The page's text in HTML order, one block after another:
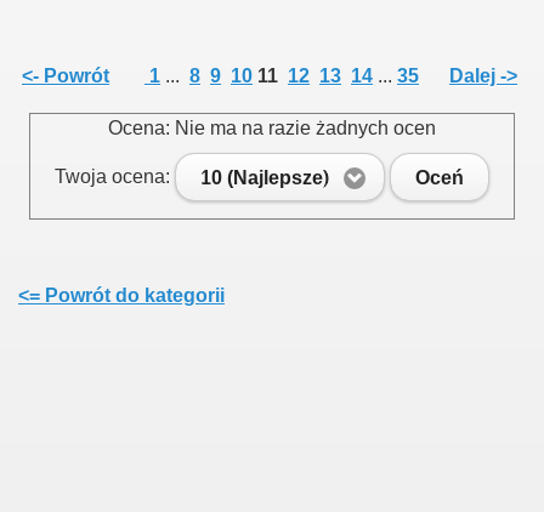
<- Powrót 1 ... 8 9 10 11 12 13 14 ... 35 Dalej ->
Ocena: Nie ma na razie żadnych ocen
Twoja ocena: 10 (Najlepsze) Oceń
<= Powrót do kategorii